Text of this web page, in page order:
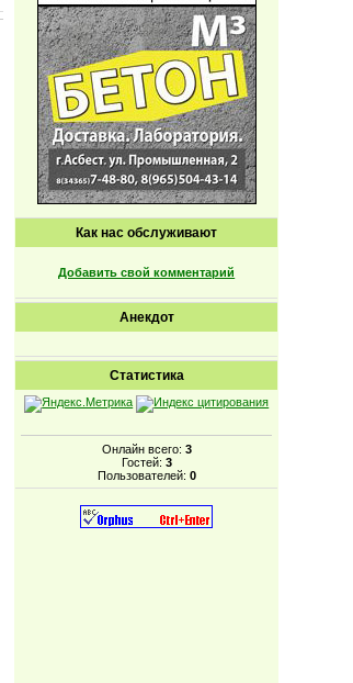
Как нас обслуживают
Добавить свой комментарий
Анекдот
Статистика
Онлайн всего: 3
Гостей: 3
Пользователей: 0